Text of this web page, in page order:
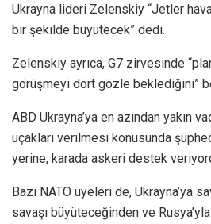
Ukrayna lideri Zelenskiy “Jetler
bir şekilde büyütecek” dedi.
Zelenskiy ayrıca, G7 zirvesinde
görüşmeyi dört gözle beklediğini”
ABD Ukrayna’ya en azından yakın
uçakları verilmesi konusunda
yerine, karada askeri destek
Bazı NATO üyeleri de, Ukrayna’ya
savaşı büyüteceğinden ve